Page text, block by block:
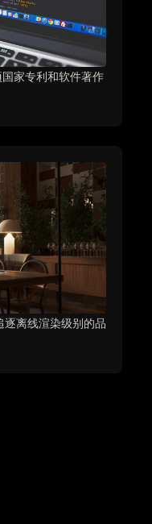
家专利和软件著作
逐离线渲染级别的品